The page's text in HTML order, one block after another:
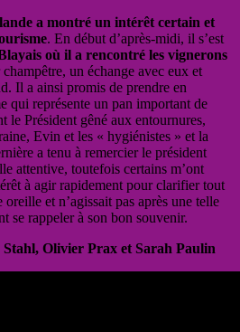
a montré un intérêt certain et
. En début d’après-midi, il s’est
où il a rencontré les vignerons
un échange avec eux et
Il a ainsi promis de prendre en
qui représente un pan important de
le Président gêné aux entournures,
Evin et les « hygiénistes » et la
a tenu à remercier le président
attentive, toutefois certains m’ont
à agir rapidement pour clarifier tout
et n’agissait pas après une telle
se rappeler à son bon souvenir.
Olivier Prax et Sarah Paulin